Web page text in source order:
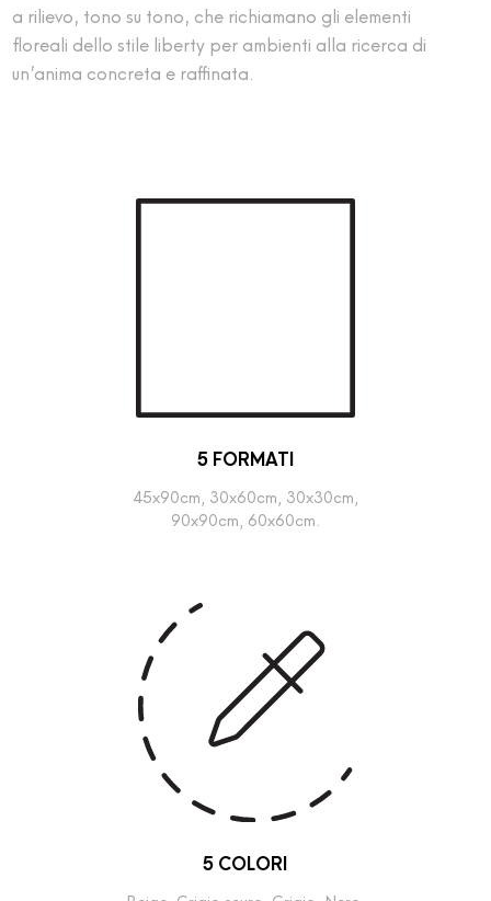
a rilievo, tono su tono, che richiamano gli elementi
floreali dello stile liberty per ambienti alla ricerca di
un’anima concreta e raffinata.
5 FORMATI
45x90cm, 30x60cm, 30x30cm,
90x90cm, 60x60cm.
5 COLORI